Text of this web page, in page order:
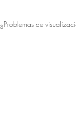
¿Problemas de